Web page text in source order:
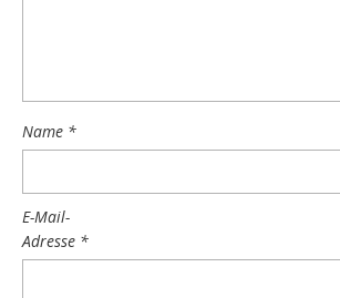
Name *
E-Mail-
Adresse *